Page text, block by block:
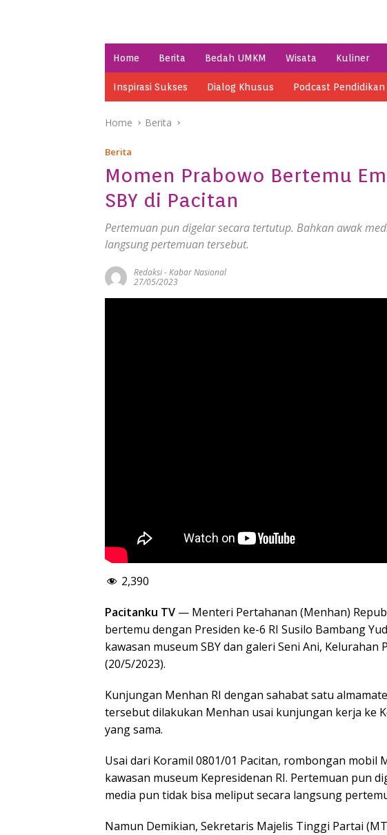
Home Berita Bedah UMKM Wisata Kuliner
Inspirasi Sukses Dialog Khusus Podcast Pendidikan
Home Berita
Berita
Momen Prabowo Bertemu
SBY di Pacitan
Pertemuan pun digelar secara tertutup. Bahkan awak
langsung pertemuan tersebut.
Redaksi-Kabar Nasional
27/05/2023
2,390
Pacitanku TV — Menteri Pertahanan (Menhan)
bertemu dengan Presiden ke-6 RI Susilo Bambang
kawasan museum SBY dan galeri Seni Ani, Kelurahan
(20/5/2023).
Kunjungan Menhan RI dengan sahabat satu
tersebut dilakukan Menhan usai kunjungan kerja ke
yang sama.
Usai dari Koramil 0801/01 Pacitan, rombongan mobil
kawasan museum Kepresidenan RI. Pertemuan pun
media pun tidak bisa meliput secara langsung
Namun Demikian, Sekretaris Majelis Tinggi Partai